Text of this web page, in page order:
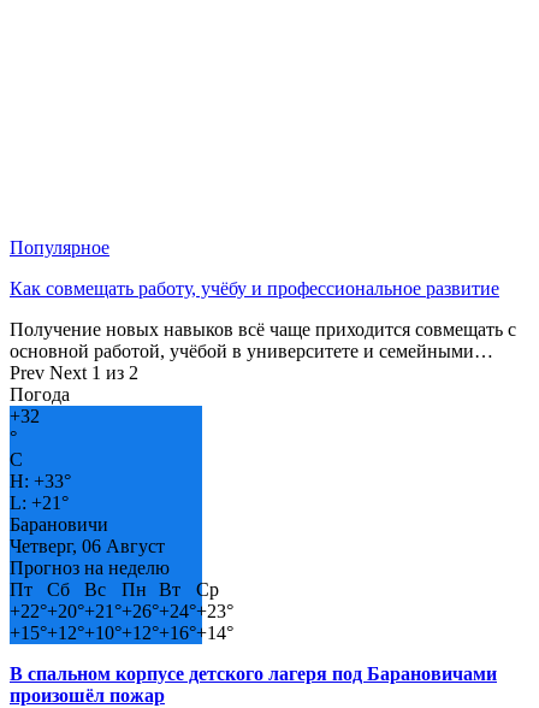
Популярное
Как совмещать работу, учёбу и профессиональное развитие
Получение новых навыков всё чаще приходится совмещать с
основной работой, учёбой в университете и семейными…
Prev Next 1 из 2
Погода
+32
°
C
H: +33°
L: +21°
Барановичи
Четверг, 06 Август
Прогноз на неделю
Пт
Сб Вс Пн Вт
Ср
+22°+20°+21°+26°+24°+23°
+15°+12°+10°+12°+16°+14°
В спальном корпусе детского лагеря под Барановичами
произошёл пожар